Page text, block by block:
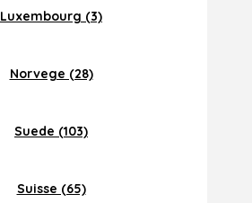
Luxembourg (3)
Norvege (28)
Suede (103)
Suisse (65)